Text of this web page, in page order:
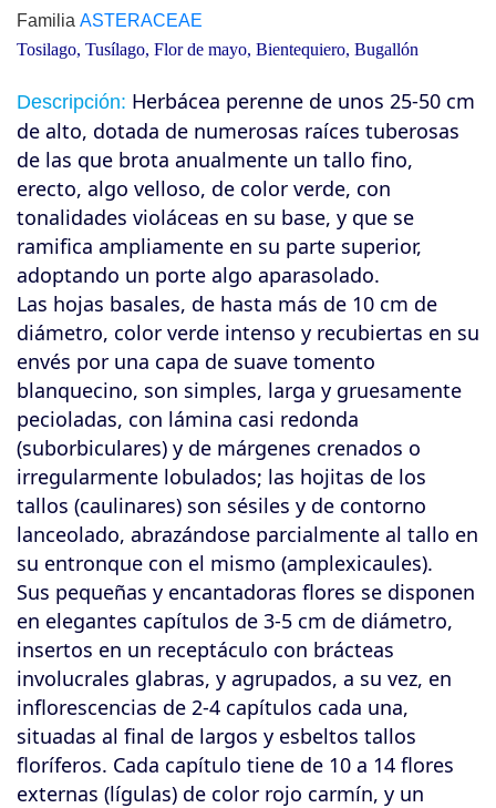
Familia ASTERACEAE
Tosilago, Tusílago, Flor de mayo, Bientequiero, Bugallón
Descripción: Herbácea perenne de unos 25-50 cm
de alto, dotada de numerosas raíces tuberosas
de las que brota anualmente un tallo fino,
erecto, algo velloso, de color verde, con
tonalidades violáceas en su base, y que se
ramifica ampliamente en su parte superior,
adoptando un porte algo aparasolado.
Las hojas basales, de hasta más de 10 cm de
diámetro, color verde intenso y recubiertas en su
envés por una capa de suave tomento
blanquecino, son simples, larga y gruesamente
pecioladas, con lámina casi redonda
(suborbiculares) y de márgenes crenados o
irregularmente lobulados; las hojitas de los
tallos (caulinares) son sésiles y de contorno
lanceolado, abrazándose parcialmente al tallo en
su entronque con el mismo (amplexicaules).
Sus pequeñas y encantadoras flores se disponen
en elegantes capítulos de 3-5 cm de diámetro,
insertos en un receptáculo con brácteas
involucrales glabras, y agrupados, a su vez, en
inflorescencias de 2-4 capítulos cada una,
situadas al final de largos y esbeltos tallos
floríferos. Cada capítulo tiene de 10 a 14 flores
externas (lígulas) de color rojo carmín, y un